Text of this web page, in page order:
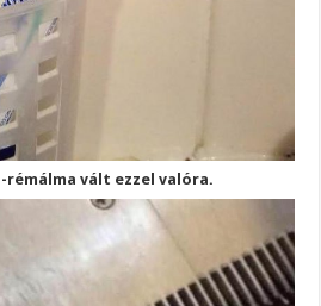
rémálma vált ezzel valóra.